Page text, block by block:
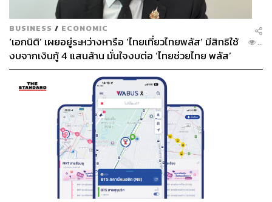
BUSINESS / ECONOMIC
‘เอกนิติ’ เผยอยู่ระหว่างหารือ ‘ไทยเที่ยวไทยพลัส’ มีสิทธิใช้
งบจากเงินกู้ 4 แสนล้าน มั่นใจงบต่อ ‘ไทยช่วยไทย พลัส’
เฟส 2 มีเพียงพอ
...